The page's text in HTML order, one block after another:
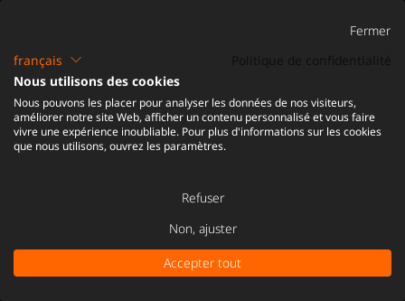
Une plateforme gunstock compacte conçue pour le
jeu en espaces restreints et les joueurs recherchant
une meilleure stabilité sans prix élevé.
Idéal pour : les acheteurs de gunstock débutants, les packs et le jeu
ACHETER STARTER
Explorez Starter >
Fermer
français
Nous utilisons des cookies
Nous pouvons les placer pour analyser les données de nos visiteurs,
améliorer notre site Web, afficher un contenu personnalisé et vous faire
vivre une expérience inoubliable. Pour plus d'informations sur les cookies
que nous utilisons, ouvrez les paramètres.
Refuser
Non, ajuster
Accepter tout